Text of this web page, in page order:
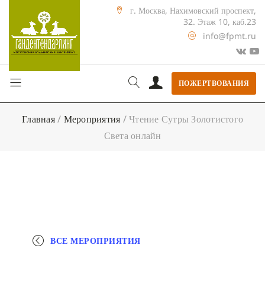
г. Москва, Нахимовский проспект,
32. Этаж 10, каб.23
info@fpmt.ru
ПОЖЕРТВОВАНИЯ
Главная/ Мероприятия /Чтение Сутры Золотистого
Света онлайн
ВСЕ МЕРОПРИЯТИЯ